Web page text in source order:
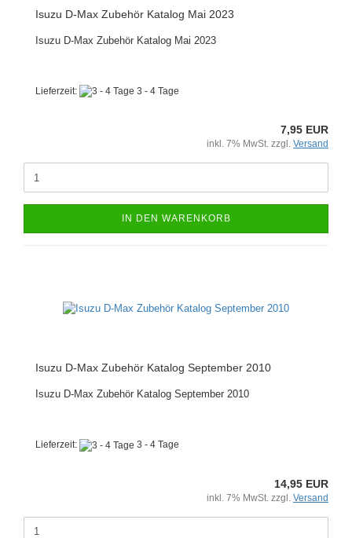
Isuzu D-Max Zubehör Katalog Mai 2023
Isuzu D-Max Zubehör Katalog Mai 2023
Lieferzeit: 3 - 4 Tage
7,95 EUR
inkl. 7% MwSt. zzgl. Versand
IN DEN WARENKORB
Isuzu D-Max Zubehör Katalog September 2010
Isuzu D-Max Zubehör Katalog September 2010
Lieferzeit: 3 - 4 Tage
14,95 EUR
inkl. 7% MwSt. zzgl. Versand